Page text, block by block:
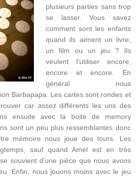
plusieurs parties sans trop
se lasser. Vous savez
comment sont les enfants
quand ils aiment un livre,
un film ou un jeu ? Ils
veulent l’utiliser encore,
encore et encore. En
général nous
Barbapapa. Les cartes sont rondes et
car assez différents les uns des
ensuite avec la boite de memory
sont un peu plus ressemblantes donc
mémoire nous joue des tours. Les
sauf quand Amel est en très
souvient d’une pièce que nous avons
Enfin, nous jouons moins avec le jeu